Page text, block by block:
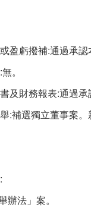
盈虧撥補:通過承認
。
及財務報表:通過
:補選獨立董事案。
法」案。